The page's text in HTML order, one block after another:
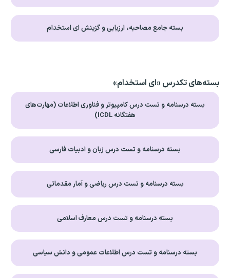
بسته جامع مصاحبه، ارزیابی و گزینش ای استخدام
بسته‌های تکدرس «ای استخدام»
بسته درسنامه و تست درس کامپیوتر و فناوری اطلاعات (مهارت‌های
هفتگانه ICDL)
بسته درسنامه و تست درس زبان و ادبیات فارسی
بسته درسنامه و تست درس ریاضی و آمار مقدماتی
بسته درسنامه و تست درس معارف اسلامی
بسته درسنامه و تست درس اطلاعات عمومی و دانش سیاسی